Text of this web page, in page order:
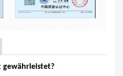
gewährleistet?